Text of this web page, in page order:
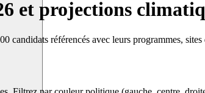
et projections
référencés avec leurs programmes,